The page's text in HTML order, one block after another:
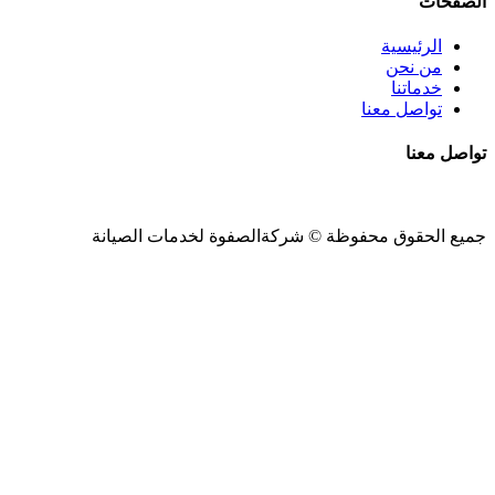
الرئيسية
من نحن
خدماتنا
تواصل معنا
تواصل معنا
جميع الحقوق محفوظة © شركةالصفوة لخدمات الصيانة